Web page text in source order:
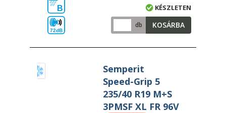
B
72dB
KÉSZLETEN
db KOSÁRBA
Semperit
Speed-Grip 5
235/40 R19 M+S
3PMSF XL FR 96V